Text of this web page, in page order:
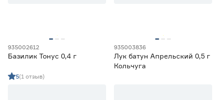
935002612
Базилик Тонус 0,4 г
5(1 отзыв)
935003836
Лук батун Апрельский 0,5 г
Кольчуга